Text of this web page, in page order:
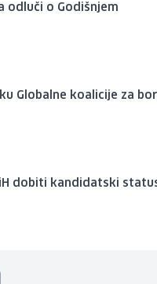
odluči o Godišnjem
Globalne koalicije za
dobiti kandidatski